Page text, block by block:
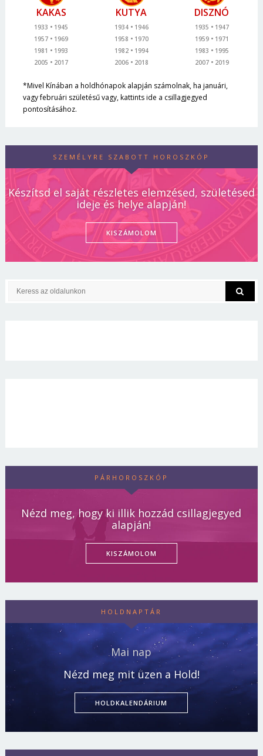
KAKAS
1933
1945
1957
1969
1981
1993
2005
2017
KUTYA
1934
1946
1958
1970
1982
1994
2006
2018
DISZNÓ
1935
1947
1959
1971
1983
1995
2007
2019
*Mivel Kínában a holdhónapok alapján számolnak, ha januári,
vagy februári születésű vagy, kattints ide a csillagjegyed
pontosításához.
SZEMÉLYRE SZABOTT HOROSZKÓP
Készítsd el saját részletes elemzésed, születésed
ideje és helye alapján!
KISZÁMOLOM
PÁRHOROSZKÓP
Nézd meg, hogy ki illik hozzád csillagjegyed
alapján!
KISZÁMOLOM
HOLDNAPTÁR
Mai nap
Nézd meg mit üzen a Hold!
HOLDKALENDÁRIUM